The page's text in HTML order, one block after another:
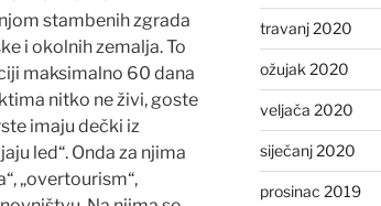
stambenih zgrada
i okolnih zemalja. To
maksimalno 60 dana
nitko ne živi, goste
imaju dečki iz
led“. Onda za njima
„overtourism“,
travanj 2020
ožujak 2020
veljača 2020
siječanj 2020
prosinac 2019